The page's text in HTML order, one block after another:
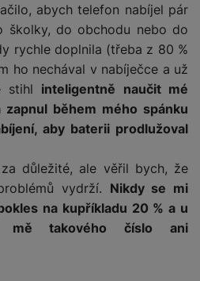
abych telefon nabíjel pár
školky, do obchodu nebo do
rychle doplnila (třeba z 80 %
ho nechával v nabíječce a už
stihl inteligentně naučit mé
zapnul během mého spánku
aby baterii prodlužoval
důležité, ale věřil bych, že
vydrží. Nikdy se mi
na kupříkladu 20 % a u
mě takového číslo ani